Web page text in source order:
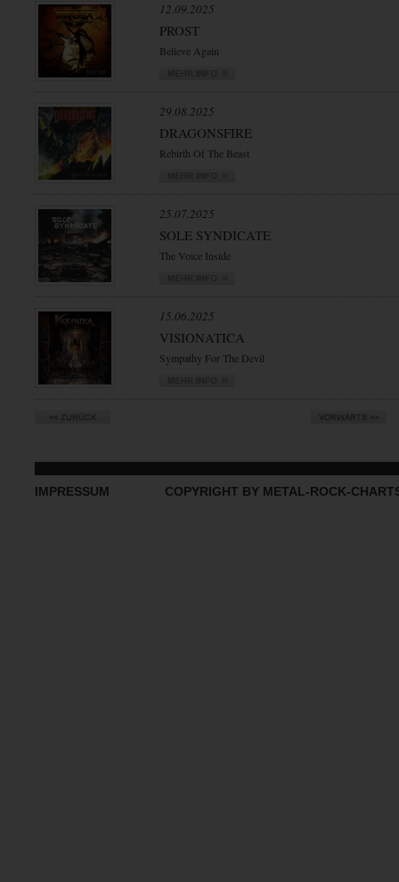
12.09.2025
PROST
Believe Again
29.08.2025
DRAGONSFIRE
Rebirth Of The Beast
25.07.2025
SOLE SYNDICATE
The Voice Inside
15.06.2025
VISIONATICA
Sympathy For The Devil
IMPRESSUM COPYRIGHT BY METAL-ROCK-